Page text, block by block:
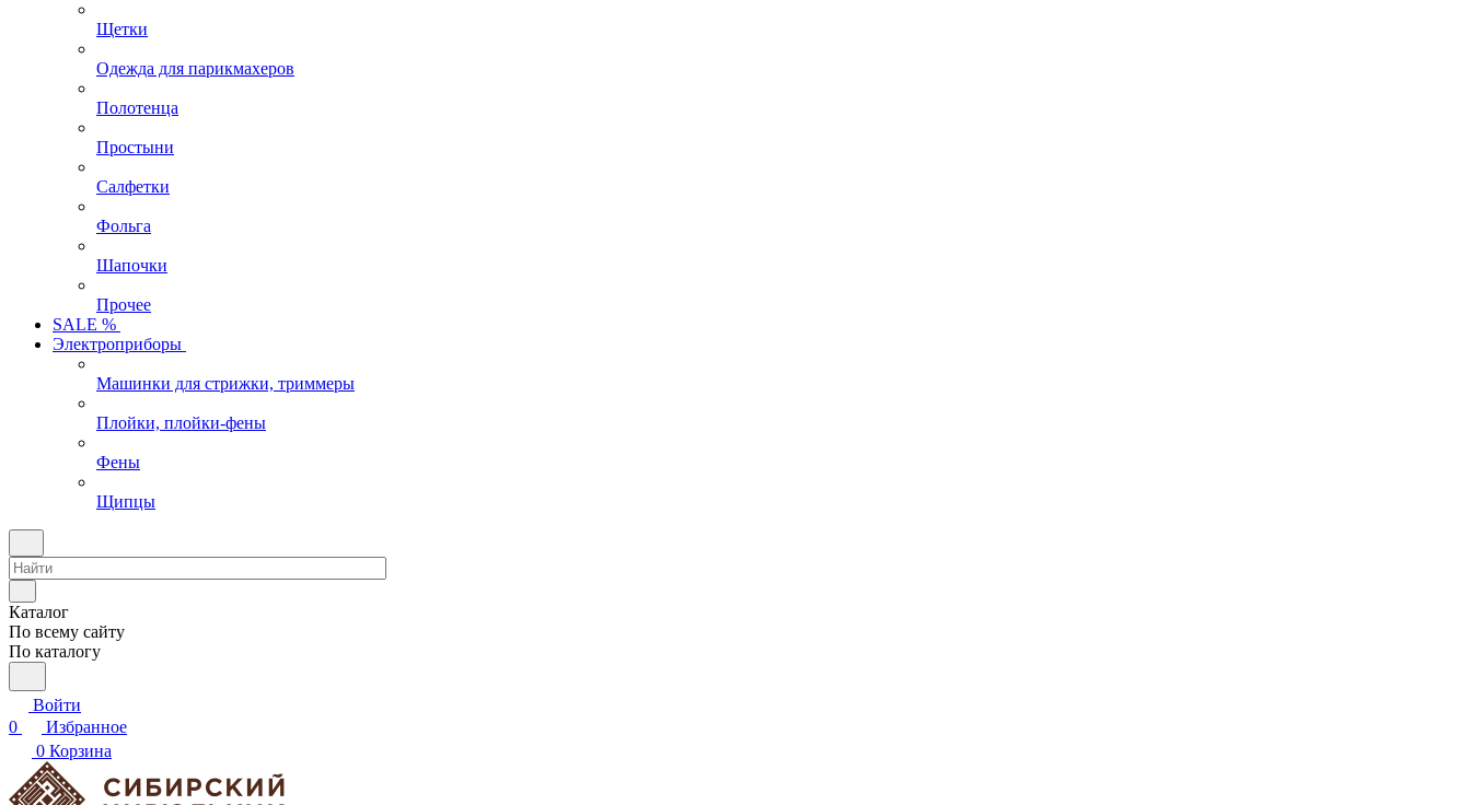
Щетки
Одежда для парикмахеров
Полотенца
Простыни
Салфетки
Фольга
Шапочки
Прочее
SALE %
Электроприборы
Машинки для стрижки, триммеры
Плойки, плойки-фены
Фены
Щипцы
Каталог
По всему сайту
По каталогу
Войти
0
Избранное
0 Корзина